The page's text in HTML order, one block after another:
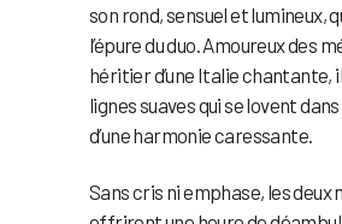
son rond, sensuel et lumineux,
l’épure du duo. Amoureux des
héritier d’une Italie chantante,
lignes suaves qui se lovent
d’une harmonie caressante.
Sans cris ni emphase, les deux